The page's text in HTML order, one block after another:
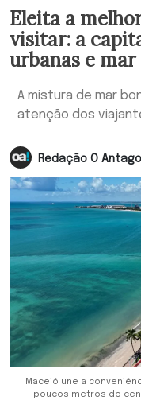
Eleita a
visitar: a
urbanas e
A mistura de mar
atenção dos
Redação O
Maceió une a
poucos metros do